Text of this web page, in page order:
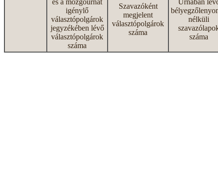
és a mozgóurnát
igénylő
választópolgárok
jegyzékében lévő
választópolgárok
száma
Szavazóként
megjelent
választópolgárok
száma
Urnában
nélküli
száma